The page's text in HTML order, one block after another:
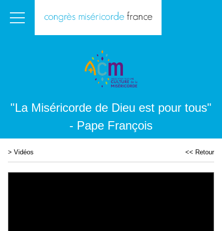
"La Miséricorde de Dieu est pour tous"
- Pape François
> Vidéos << Retour